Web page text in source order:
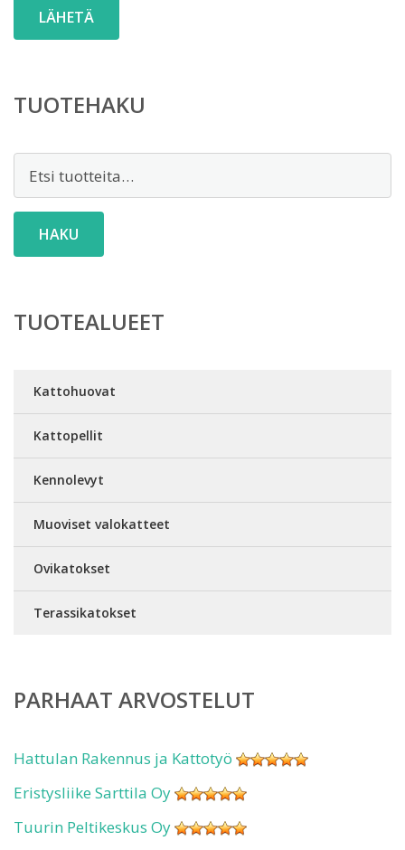
TUOTEHAKU
HAKU
TUOTEALUEET
Kattohuovat
Kattopellit
Kennolevyt
Muoviset valokatteet
Ovikatokset
Terassikatokset
PARHAAT ARVOSTELUT
Hattulan Rakennus ja Kattotyö
Eristysliike Sarttila Oy
Tuurin Peltikeskus Oy